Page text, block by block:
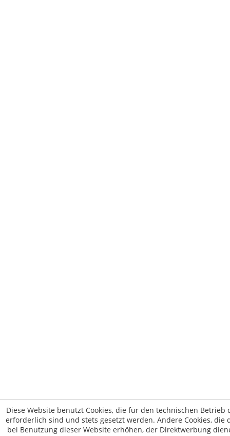
Diese Website benutzt Cookies, die für den technischen Betrieb
erforderlich sind und stets gesetzt werden. Andere Cookies, die
bei Benutzung dieser Website erhöhen, der Direktwerbung